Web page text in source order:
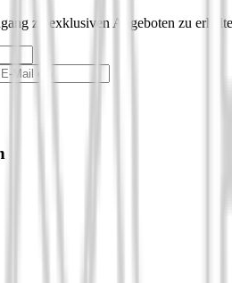
zu exklusiven Angeboten zu